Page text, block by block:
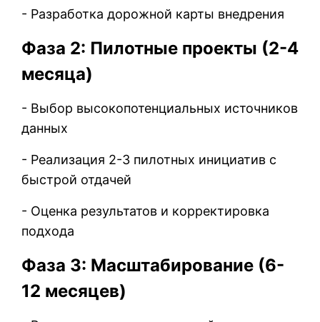
- Разработка дорожной карты внедрения
Фаза 2: Пилотные проекты (2-4
месяца)
- Выбор высокопотенциальных источников
данных
- Реализация 2-3 пилотных инициатив с
быстрой отдачей
- Оценка результатов и корректировка
подхода
Фаза 3: Масштабирование (6-
12 месяцев)